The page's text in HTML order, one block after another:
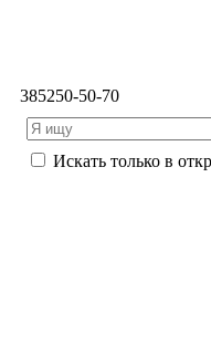
385250-50-70
Искать только в